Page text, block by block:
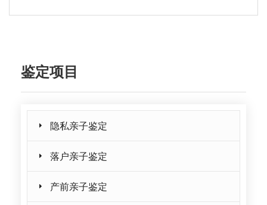
鉴定项目
隐私亲子鉴定
落户亲子鉴定
产前亲子鉴定